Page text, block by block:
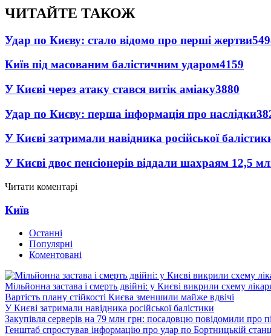
ЧИТАЙТЕ ТАКОЖ
Удар по Києву: стало відомо про перші жертви
Київ під масованим балістичним ударом4159
У Києві через атаку стався витік аміаку3880
Удар по Києву: перша інформація про наслідки
У Києві затримали навідника російської
У Києві двоє пенсіонерів віддали шахраям 12,5
Читати коментарі
Київ
Останні
Популярні
Коментовані
Мільйонна застава і смерть двійні: у Києві викрили схему
Вартість плану стійкості Києва зменшили майже вдвічі
У Києві затримали навідника російської балістики
Закупівля серверів на 79 млн грн: посадовцю повідомили про
Генштаб спростував інформацію про удар по Бортницькій